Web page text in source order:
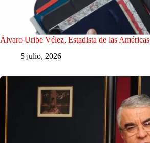
Álvaro Uribe Vélez, Estadista de las Américas
5 julio, 2026